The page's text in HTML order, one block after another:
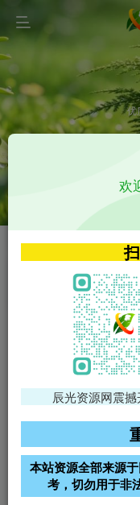
优
VIP特权介绍
VIP特权介绍
VIP特权介绍
免费领支付宝红包
阿里云2核2G200M服务
年
欢
辰光资源网震
本站资源全部来源
考，切勿用于非